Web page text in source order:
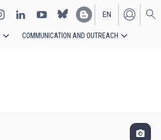
EN
ES
COMMUNICATION AND OUTREACH